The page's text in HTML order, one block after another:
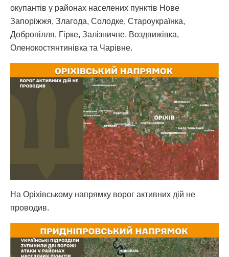
окупантів у районах населених пунктів Нове
Запоріжжя, Злагода, Солодке, Староукраїнка,
Добропілля, Гірке, Залізничне, Воздвижівка,
Оленокостянтинівка та Чарівне.
На Оріхівському напрямку ворог активних дій не
проводив.